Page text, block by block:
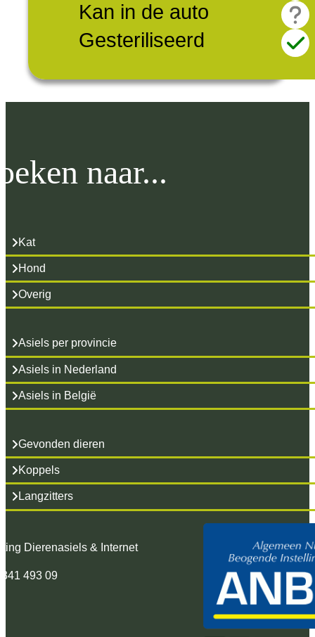
Kan in de auto
Gesteriliseerd
naar...
Kat
Hond
Overig
Asiels per provincie
Asiels in Nederland
Asiels in België
Gevonden dieren
Koppels
Langzitters
Dierenasiels & Internet
493 09